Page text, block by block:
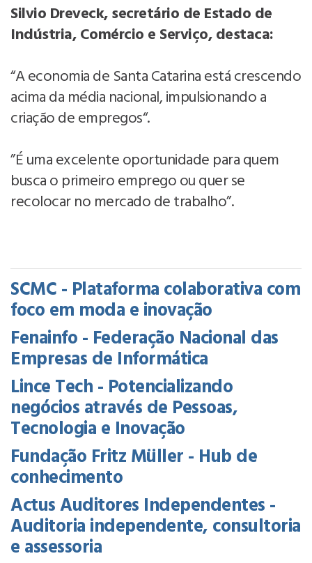
Silvio Dreveck, secretário de Estado de
Indústria, Comércio e Serviço, destaca:
“A economia de Santa Catarina está crescendo
acima da média nacional, impulsionando a
criação de empregos“.
”É uma excelente oportunidade para quem
busca o primeiro emprego ou quer se
recolocar no mercado de trabalho”.
SCMC - Plataforma colaborativa com
foco em moda e inovação
Fenainfo - Federação Nacional das
Empresas de Informática
Lince Tech - Potencializando
negócios através de Pessoas,
Tecnologia e Inovação
Fundação Fritz Müller - Hub de
conhecimento
Actus Auditores Independentes -
Auditoria independente, consultoria
e assessoria